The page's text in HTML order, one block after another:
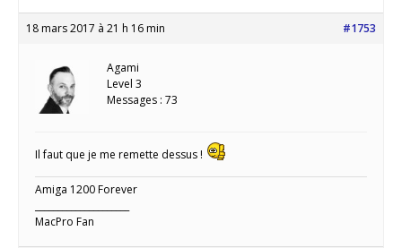
18 mars 2017 à 21 h 16 min #1753
Agami
Level 3
Messages : 73
Il faut que je me remette dessus !
Amiga 1200 Forever
MacPro Fan